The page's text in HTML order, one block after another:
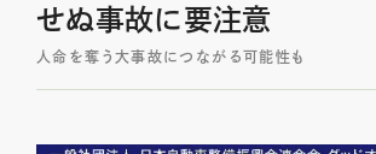
せぬ事故に要注意
人命を奪う大事故につながる可能性も